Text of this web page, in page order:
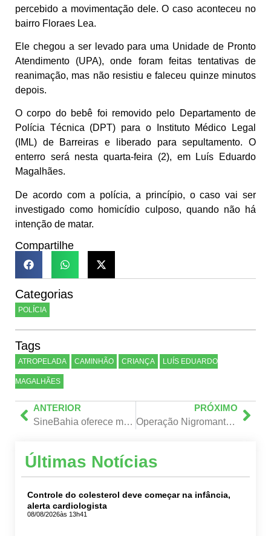
percebido a movimentação dele. O caso aconteceu no
bairro Floraes Lea.
Ele chegou a ser levado para uma Unidade de Pronto
Atendimento (UPA), onde foram feitas tentativas de
reanimação, mas não resistiu e faleceu quinze minutos
depois.
O corpo do bebê foi removido pelo Departamento de
Polícia Técnica (DPT) para o Instituto Médico Legal
(IML) de Barreiras e liberado para sepultamento. O
enterro será nesta quarta-feira (2), em Luís Eduardo
Magalhães.
De acordo com a polícia, a princípio, o caso vai ser
investigado como homicídio culposo, quando não há
intenção de matar.
Compartilhe
Categorias
POLÍCIA
Tags
ATROPELADA CAMINHÃO CRIANÇA LUÍS EDUARDO
MAGALHÃES
ANTERIOR
SineBahia oferece mais de 40 vagas de emprego para Salvador nesta quarta-feira (02)
PRÓXIMO
Operação Nigromante: PF combate esquema de venda de cédulas falsas em grupos de mensagens na Bahia
Últimas Notícias
Controle do colesterol deve começar na infância,
alerta cardiologista
08/08/2026às 13h41